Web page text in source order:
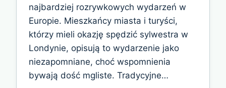
najbardziej rozrywkowych wydarzeń w
Europie. Mieszkańcy miasta i turyści,
którzy mieli okazję spędzić sylwestra w
Londynie, opisują to wydarzenie jako
niezapomniane, choć wspomnienia
bywają dość mgliste. Tradycyjne…